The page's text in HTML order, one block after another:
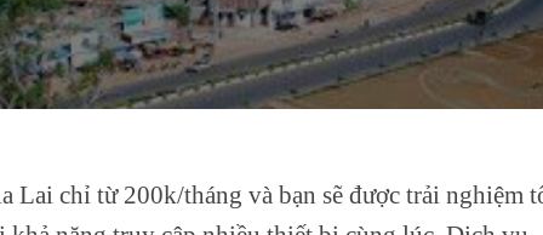
chỉ từ 200k/tháng và bạn sẽ được trải nghiệm